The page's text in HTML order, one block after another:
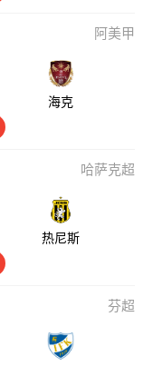
阿美甲
海克
哈萨克超
热尼斯
芬超